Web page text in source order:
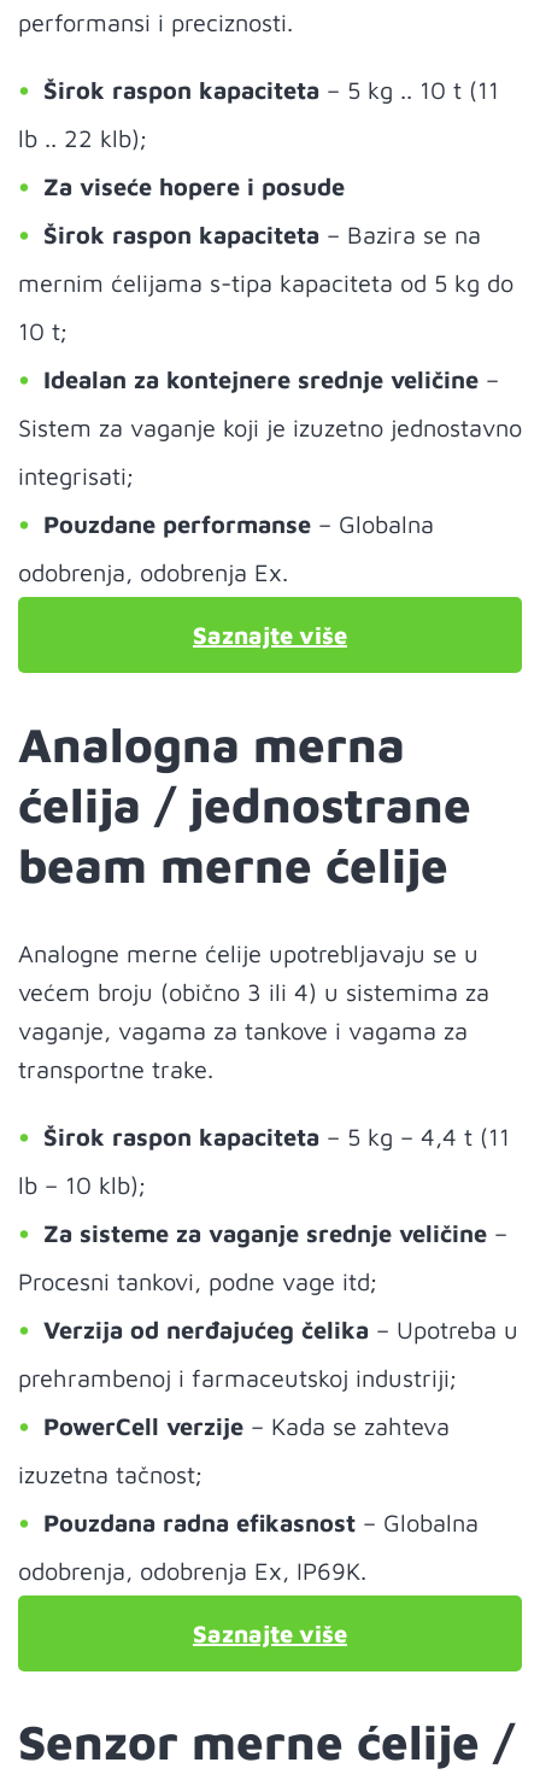
performansi i preciznosti.
Širok raspon kapaciteta – 5 kg .. 10 t (11
lb .. 22 klb);
Za viseće hopere i posude
Širok raspon kapaciteta – Bazira se na
mernim ćelijama s-tipa kapaciteta od 5 kg do
10 t;
Idealan za kontejnere srednje veličine –
Sistem za vaganje koji je izuzetno jednostavno
integrisati;
Pouzdane performanse – Globalna
odobrenja, odobrenja Ex.
Saznajte više
Analogna merna
ćelija / jednostrane
beam merne ćelije
Analogne merne ćelije upotrebljavaju se u
većem broju (obično 3 ili 4) u sistemima za
vaganje, vagama za tankove i vagama za
transportne trake.
Širok raspon kapaciteta – 5 kg – 4,4 t (11
lb – 10 klb);
Za sisteme za vaganje srednje veličine –
Procesni tankovi, podne vage itd;
Verzija od nerđajućeg čelika – Upotreba u
prehrambenoj i farmaceutskoj industriji;
PowerCell verzije – Kada se zahteva
izuzetna tačnost;
Pouzdana radna efikasnost – Globalna
odobrenja, odobrenja Ex, IP69K.
Saznajte više
Senzor merne ćelije /